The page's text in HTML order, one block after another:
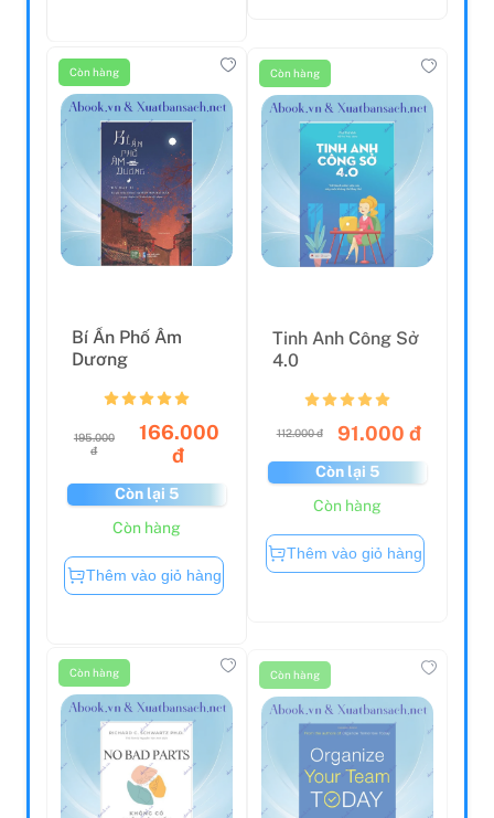
Còn hàng
Bí Ẩn Phố Âm
Dương
195.000
đ
166.000
đ
Còn lại 5
Còn hàng
Thêm vào giỏ hàng
Còn hàng
Tinh Anh Công Sở
4.0
112.000 đ 91.000 đ
Còn lại 5
Còn hàng
Thêm vào giỏ hàng
Còn hàng Còn hàng